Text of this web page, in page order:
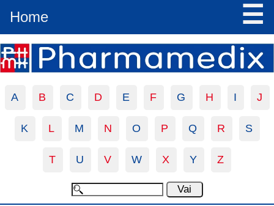
Home ☰
A B C D E F G H I J
K L M N O P Q R S
T U V W X Y Z